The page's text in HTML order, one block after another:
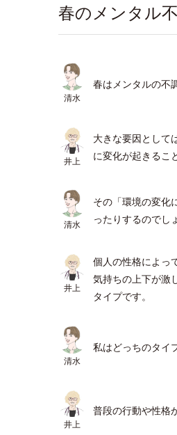
春のメンタル
清水
春はメンタルの不
井上
大きな要因として
に変化が起きるこ
清水
その「環境の変化
ったりするのでし
井上
個人の性格によっ
気持ちの上下が激
タイプです。
清水
私はどっちのタイ
井上
普段の行動や性格